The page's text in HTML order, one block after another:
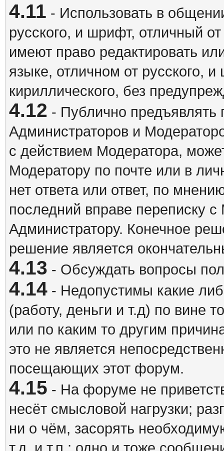
4.11 - Использовать в
русского, и шрифт, отличный
имеют право редактировать
языке, отличном от русского,
кириллического, без
4.12 - Публично предъявлять
Администраторов и
с действием Модератора,
Модератору по почте или в
нет ответа или ответ, по
последний вправе переписку
Администратору. Конечное
решение является
4.13 - Обсуждать вопросы
4.14- Недопустимы какие
(работу, деньги и т.д) по вине
или по каким то другим
это не является
посещающих этот форум.
4.15 - На форуме не
несёт смысловой нагрузки;
ни о чём, засорять